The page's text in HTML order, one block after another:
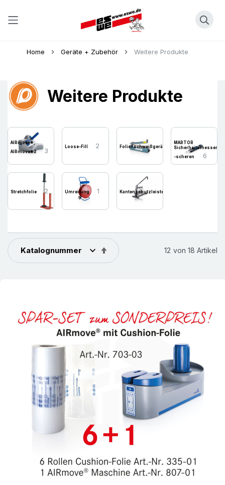
Home Geräte + Zubehör Weitere Produkte
Weitere Produkte
AIRmove®,
AIRmove®2
3 Loose-Fill 2 Folienschweißgeräte 1MARTOR
Sicherheitsmesser,
-scheren
6
Stretchfolie 2 Umreifung 1 Kantenschutzleisten
12 von 18 Artikel
In
absteigender